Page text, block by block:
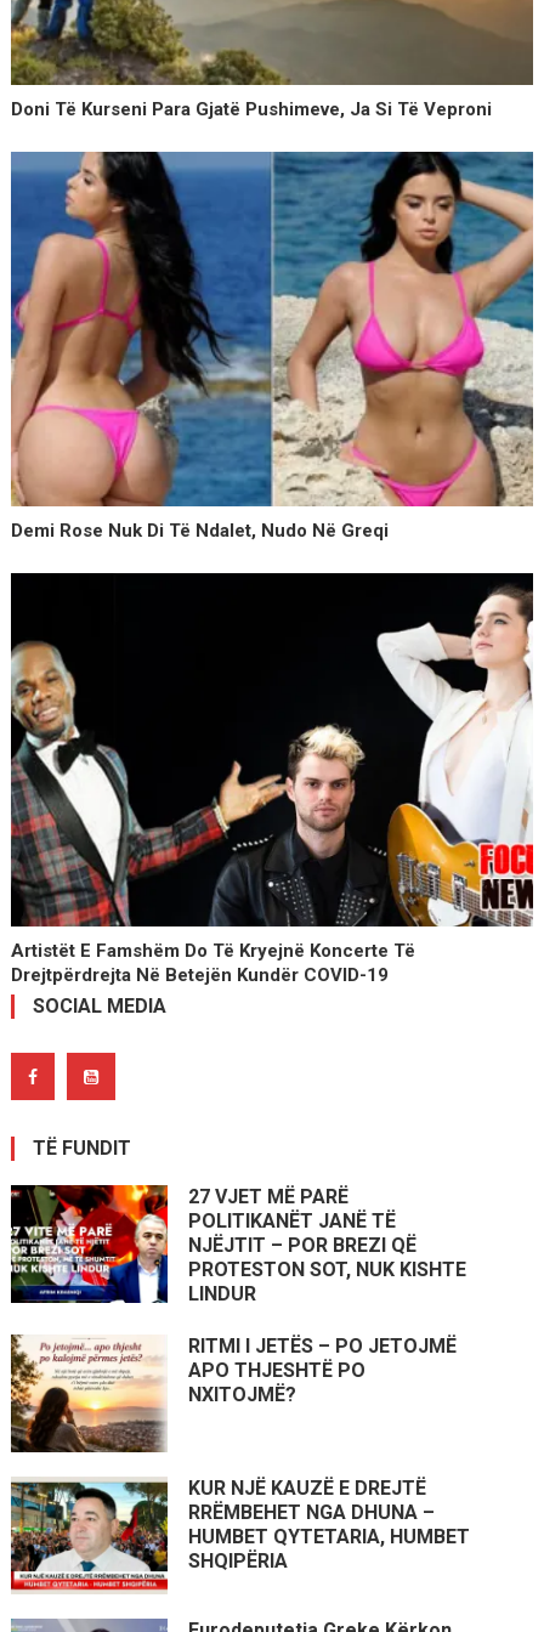
Doni Të Kurseni Para Gjatë Pushimeve, Ja Si Të Veproni
Demi Rose Nuk Di Të Ndalet, Nudo Në Greqi
Artistët E Famshëm Do Të Kryejnë Koncerte Të
Drejtpërdrejta Në Betejën Kundër COVID-19
SOCIAL MEDIA
TË FUNDIT
27 VJET MË PARË
POLITIKANËT JANË TË
NJËJTIT – POR BREZI QË
PROTESTON SOT, NUK KISHTE
LINDUR
RITMI I JETËS – PO JETOJMË
APO THJESHTË PO
NXITOJMË?
KUR NJË KAUZË E DREJTË
RRËMBEHET NGA DHUNA –
HUMBET QYTETARIA, HUMBET
SHQIPËRIA